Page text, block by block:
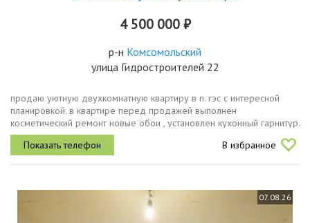
4 500 000 ₽
р-н Комсомольский
улица Гидростроителей 22
продаю уютную двухкомнатную квартиру в п. гэс с интересной
планировкой. в квартире перед продажей выполнен
косметический ремонт новые обои , установлен кухонный гарнитур.
в пешей доступности сквер 9 мая так же рядом находится
наземная остановка...
В избранное
07.08.26